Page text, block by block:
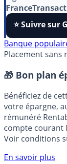
Pour soutenir
algorithmes et
⭐️ Suivre sur
Placement sans
🎁 Bon plan
Bénéficiez de
votre épargne,
rémunéré
compte
Voir conditions